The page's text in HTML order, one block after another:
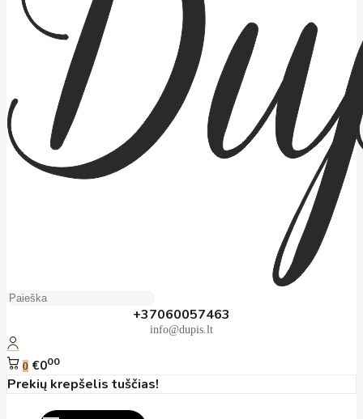
+37060057463
info@dupis.lt
0 €000
Prekių krepšelis tuščias!